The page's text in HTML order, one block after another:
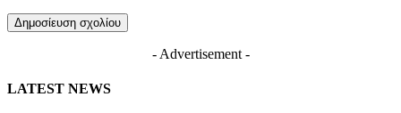
- Advertisement -
LATEST NEWS